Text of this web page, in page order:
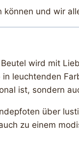
und wir
wird mit
leuchtenden
ist, sondern
über
zu einem